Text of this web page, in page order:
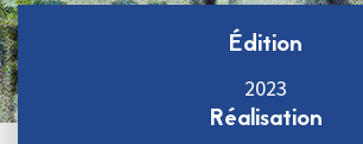
Édition
2023
Réalisation